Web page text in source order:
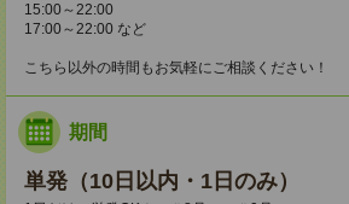
15:00～22:00
17:00～22:00 など
こちら以外の時間もお気軽にご相談ください！
期間
単発（10日以内・1日のみ）